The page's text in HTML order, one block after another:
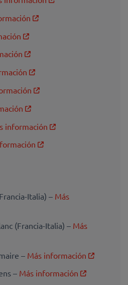
información
Italia) – Más
(Francia-Italia) – Más
– Más información
– Más información